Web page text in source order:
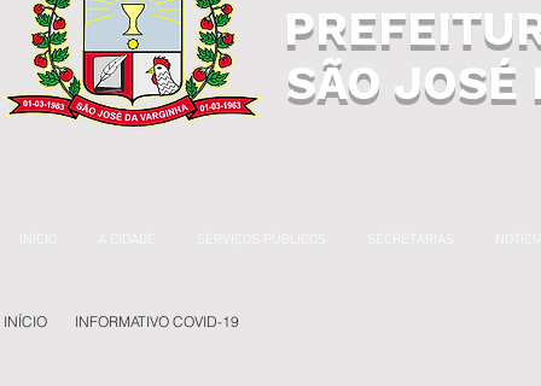
SÃO JOSÉ
A CIDADE SECRETARIAS
INÍCIO INFORMATIVO COVID-19